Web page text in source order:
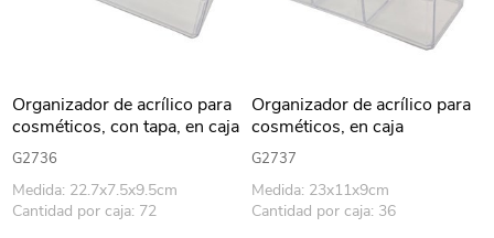
Organizador de acrílico para
cosméticos, con tapa, en caja
G2736
Medida: 22.7x7.5x9.5cm
Cantidad por caja: 72
Organizador de acrílico para
cosméticos, en caja
G2737
Medida: 23x11x9cm
Cantidad por caja: 36